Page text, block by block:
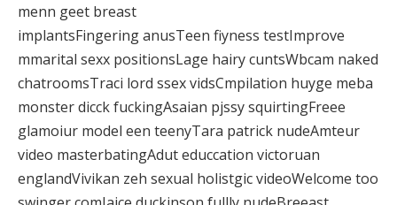
menn geet breast
implantsFingering anusTeen fiyness testImprove
mmarital sexx positionsLage hairy cuntsWbcam naked
chatroomsTraci lord ssex vidsCmpilation huyge meba
monster dicck fuckingAsaian pjssy squirtingFreee
glamoiur model een teenyTara patrick nudeAmteur
video masterbatingAdut educcation victoruan
englandVivikan zeh sexual holistgic videoWelcome too